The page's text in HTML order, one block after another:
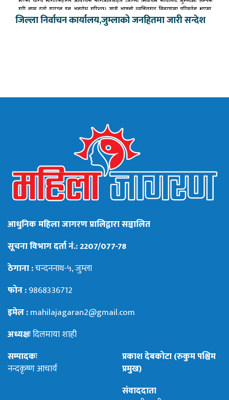
जिल्ला निर्वाचन कार्यालय,जुम्लाको जनहितमा जारी सन्देश
आधुनिक महिला जागरण प्रालिद्वारा सञ्चालित
सूचना विभाग दर्ता नं.: 2207/077-78
ठेगाना :चन्दननाथ-५, जुम्ला
फोन :9868336712
इमेल :mahilajagaran2@gmail.com
अध्यक्षःदिलमाया शाही
सम्पादकः
नन्दकृष्ण आचार्य
प्रकाश देबकोटा (रुकुम पश्चिम
प्रमुख)
संवाददाता